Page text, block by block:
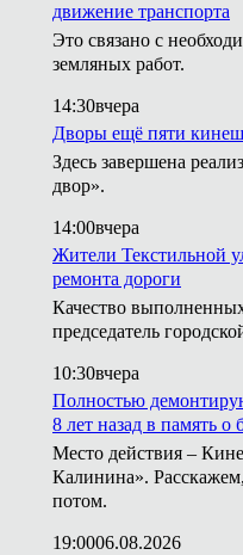
движение транспорта
Это связано с
земляных работ.
14:30вчера
Дворы ещё пяти
Здесь завершена
двор».
14:00вчера
Жители Текстильной
ремонта дороги
Качество
председатель
10:30вчера
Полностью
8 лет назад в память о
Место действия –
Калинина».
потом.
19:0006.08.2026